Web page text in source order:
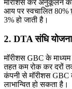
मॉरीशस कर अनुकूलन
आय पर स्वचालित 80%
3% हो जाती है।
2. DTA संधि योजना
मॉरीशस GBC के
तहत कम रोक कर दरों
कंपनी से मॉरीशस
लाभान्वित हो सकता है।